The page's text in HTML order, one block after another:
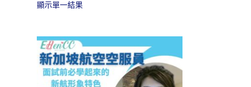
顯示單一結果